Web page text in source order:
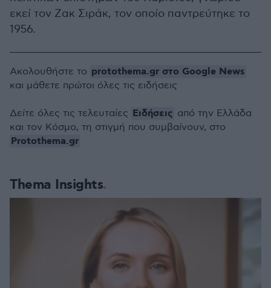
εκεί τον Ζακ Σιράκ, τον οποίο παντρεύτηκε το
1956.
Thema Insights
Ακολουθήστε το protothema.gr στο Google News
και μάθετε πρώτοι όλες τις ειδήσεις
Δείτε όλες τις τελευταίες Ειδήσεις από την Ελλάδα
και τον Κόσμο, τη στιγμή που συμβαίνουν, στο
Protothema.gr